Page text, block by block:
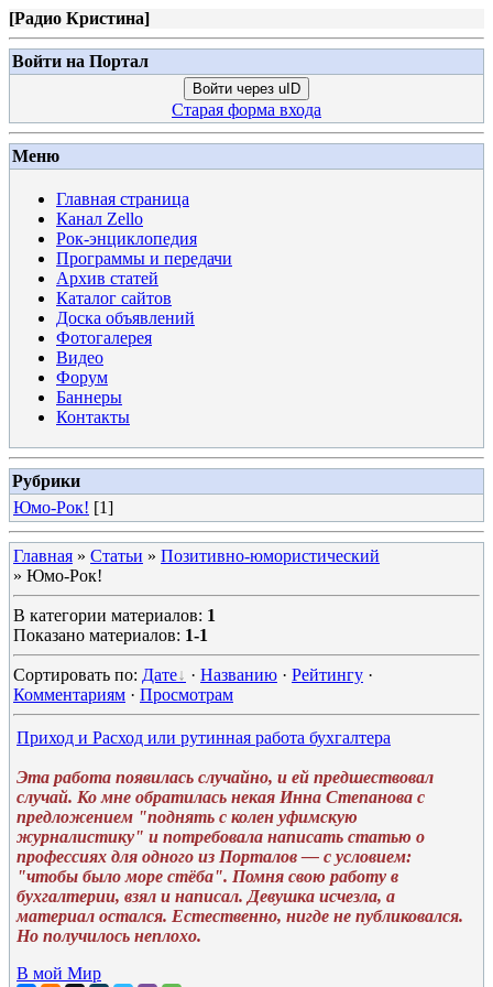
[Радио Кристина]
Войти на Портал
Войти через uID
Старая форма входа
Меню
Главная страница
Канал Zello
Рок-энциклопедия
Программы и передачи
Архив статей
Каталог сайтов
Доска объявлений
Фотогалерея
Видео
Форум
Баннеры
Контакты
Рубрики
Юмо-Рок! [1]
Главная » Статьи » Позитивно-юмористический
» Юмо-Рок!
В категории материалов: 1
Показано материалов: 1-1
Сортировать по: Дате · Названию · Рейтингу ·
Комментариям · Просмотрам
Приход и Расход или рутинная работа бухгалтера
Эта работа появилась случайно, и ей предшествовал
случай. Ко мне обратилась некая Инна Степанова с
предложением "поднять с колен уфимскую
журналистику" и потребовала написать статью о
профессиях для одного из Порталов — с условием:
"чтобы было море стёба". Помня свою работу в
бухгалтерии, взял и написал. Девушка исчезла, а
материал остался. Естественно, нигде не публиковался.
Но получилось неплохо.
В мой Мир